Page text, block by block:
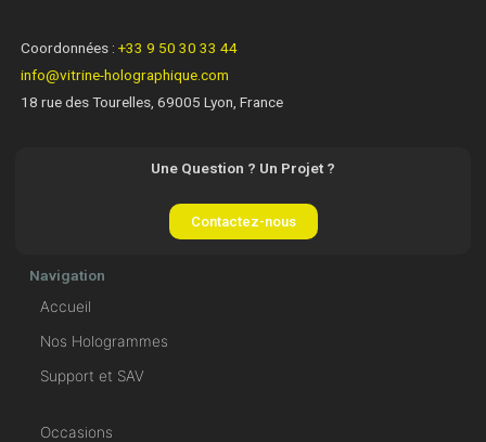
Coordonnées : +33 9 50 30 33 44
info@vitrine-holographique.com
18 rue des Tourelles, 69005 Lyon, France
Une Question ? Un Projet ?
Contactez-nous
Navigation
Accueil
Nos Hologrammes
Support et SAV
Occasions